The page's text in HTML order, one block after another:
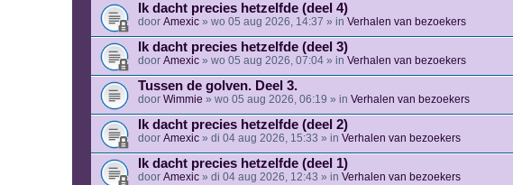
Ik dacht precies hetzelfde (deel 4)
door Amexic » wo 05 aug 2026, 14:37 » in Verhalen van bezoekers
Ik dacht precies hetzelfde (deel 3)
door Amexic » wo 05 aug 2026, 07:04 » in Verhalen van bezoekers
Tussen de golven. Deel 3.
door Wimmie » wo 05 aug 2026, 06:19 » in Verhalen van bezoekers
Ik dacht precies hetzelfde (deel 2)
door Amexic » di 04 aug 2026, 15:33 » in Verhalen van bezoekers
Ik dacht precies hetzelfde (deel 1)
door Amexic » di 04 aug 2026, 12:43 » in Verhalen van bezoekers